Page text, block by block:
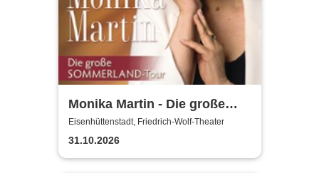
Monika Martin - Die große
Sommerland Tour
Eisenhüttenstadt, Friedrich-Wolf-Theater
31.10.2026